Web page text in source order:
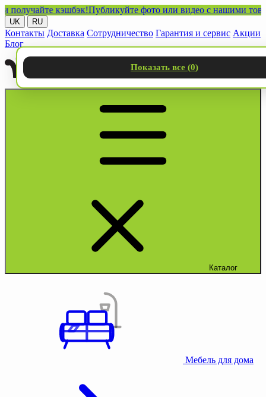
кэшбэк!Публикуйте фото или видео с нашими
UK RU
Контакты Доставка Сотрудничество Гарантия и сервис Акции
Блог
Каталог
Мебель для дома
Показать все (0)